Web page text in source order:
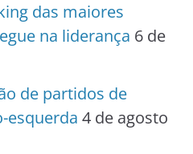
das maiores
na liderança 6 de
de partidos de
esquerda 4 de agosto